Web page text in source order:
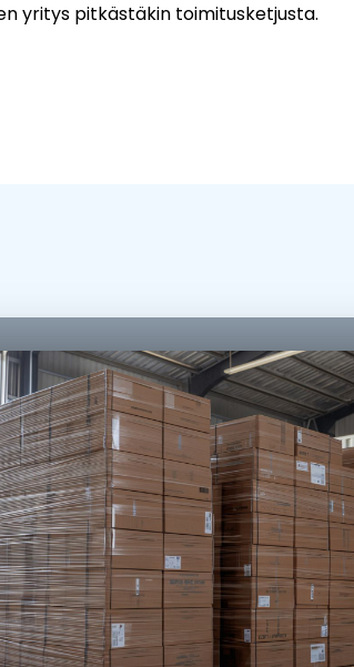
yritys pitkästäkin toimitusketjusta.